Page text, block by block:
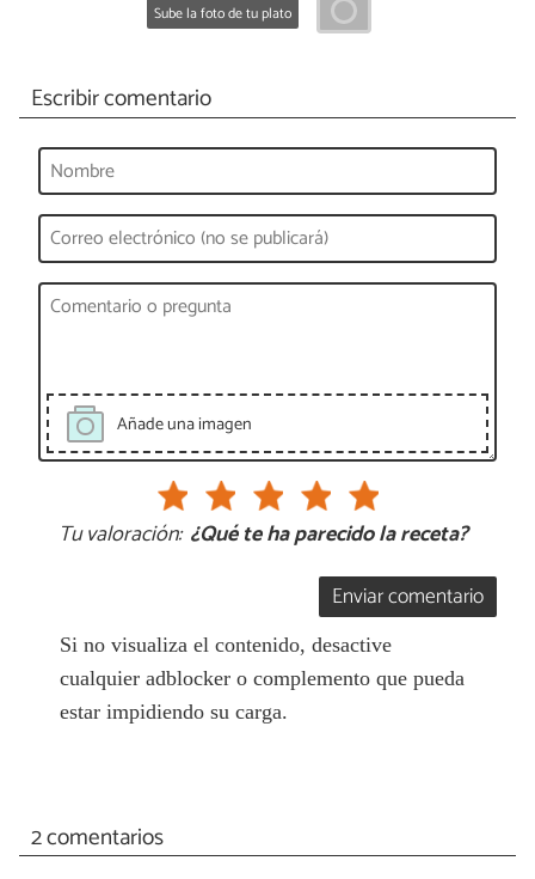
Sube la foto de tu plato
Escribir comentario
Añade una imagen
Tu valoración: ¿Qué te ha parecido la receta?
Enviar comentario
Si no visualiza el contenido, desactive
cualquier adblocker o complemento que pueda
estar impidiendo su carga.
2 comentarios